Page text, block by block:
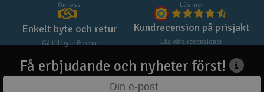
Om oss Läs mer
Enkelt byte och retur
Gå till byte & retur
Kundrecension på prisjakt
Läs våra recensioner
Få erbjudande och nyheter först!